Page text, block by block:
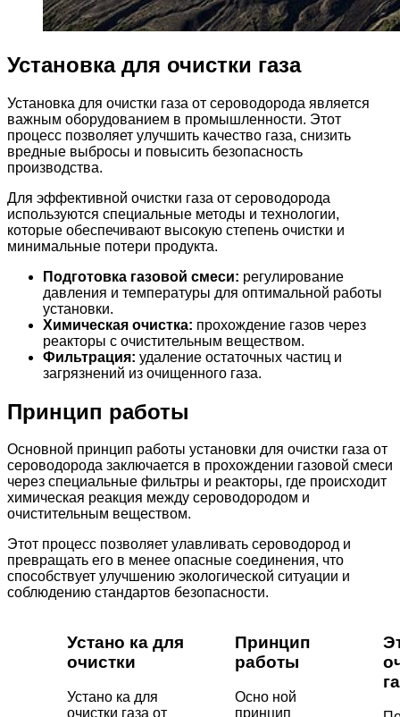
Установка для очистки газа
Установка для очистки газа от сероводорода является
важным оборудованием в промышленности. Этот
процесс позволяет улучшить качество газа, снизить
вредные выбросы и повысить безопасность
производства.
Для эффективной очистки газа от сероводорода
используются специальные методы и технологии,
которые обеспечивают высокую степень очистки и
минимальные потери продукта.
Подготовка газовой смеси: регулирование
давления и температуры для оптимальной работы
установки.
Химическая очистка: прохождение газов через
реакторы с очистительным веществом.
Фильтрация: удаление остаточных частиц и
загрязнений из очищенного газа.
Принцип работы
Основной принцип работы установки для очистки газа от
сероводорода заключается в прохождении газовой смеси
через специальные фильтры и реакторы, где происходит
химическая реакция между сероводородом и
очистительным веществом.
Этот процесс позволяет улавливать сероводород и
превращать его в менее опасные соединения, что
способствует улучшению экологической ситуации и
соблюдению стандартов безопасности.
Устано ка для
очистки
Устано ка для
очистки газа от
Принцип
работы
Осно ной
принцип